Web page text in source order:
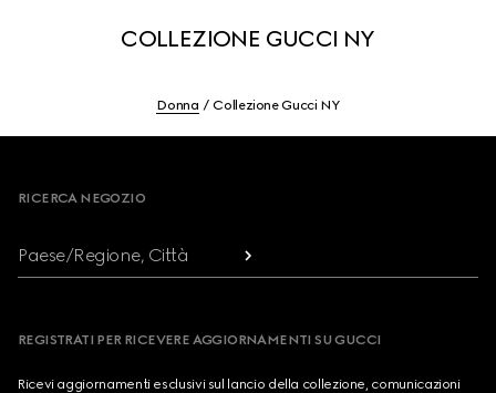
COLLEZIONE GUCCI NY
Donna Collezione Gucci NY
RICERCA NEGOZIO
Paese/Regione, Città
REGISTRATI PER RICEVERE AGGIORNAMENTI SU GUCCI
Ricevi aggiornamenti esclusivi sul lancio della collezione, comunicazioni